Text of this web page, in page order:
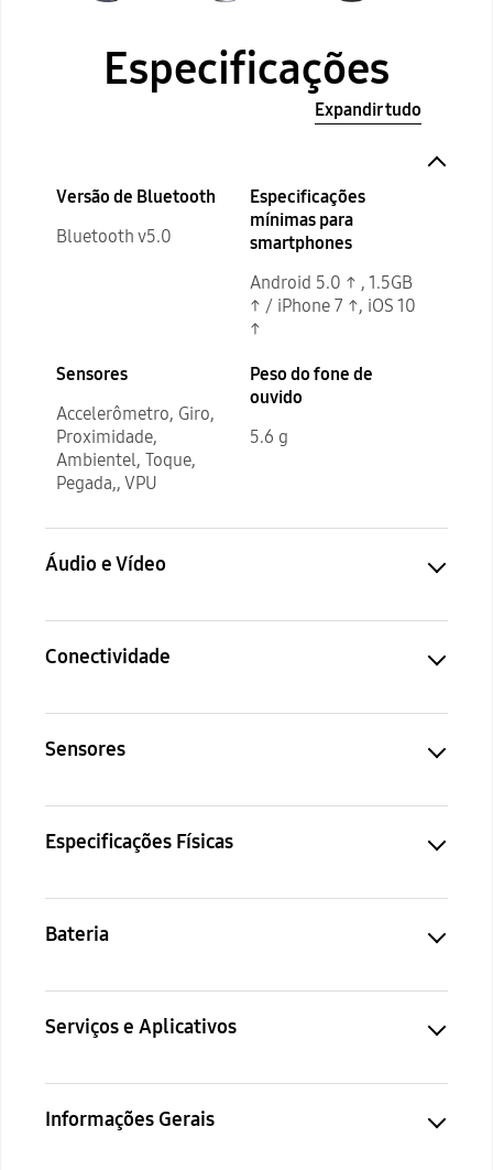
Especificações
Expandir tudo
Versão de Bluetooth
Bluetooth v5.0
Especificações
mínimas para
smartphones
Android 5.0 ↑ , 1.5GB
↑ / iPhone 7 ↑, iOS 10
↑
Sensores
Accelerômetro, Giro,
Proximidade,
Ambientel, Toque,
Pegada,, VPU
Peso do fone de
ouvido
5.6 g
Áudio e Vídeo
Conectividade
Sensores
Especificações Físicas
Bateria
Serviços e Aplicativos
Informações Gerais